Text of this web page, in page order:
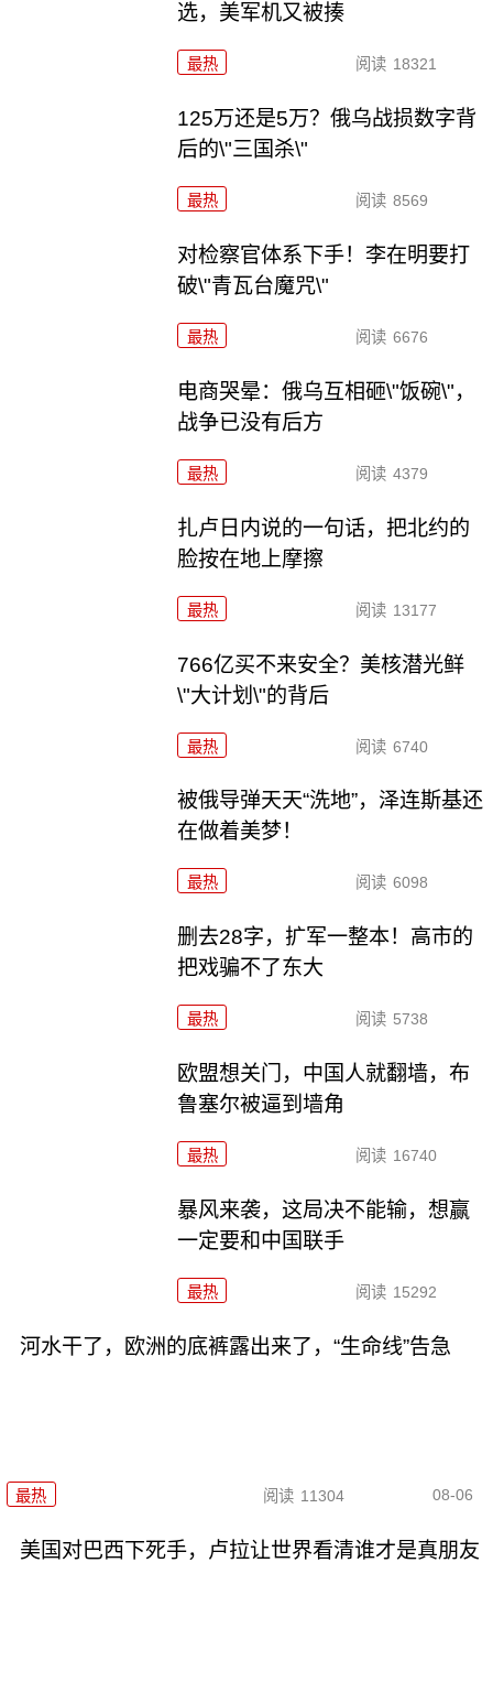
选，美军机又被揍
最热 阅读 18321
125万还是5万？俄乌战损数字背
后的\"三国杀\"
最热 阅读 8569
对检察官体系下手！李在明要打
破\"青瓦台魔咒\"
最热 阅读 6676
电商哭晕：俄乌互相砸\"饭碗\"，
战争已没有后方
最热 阅读 4379
扎卢日内说的一句话，把北约的
脸按在地上摩擦
最热 阅读 13177
766亿买不来安全？美核潜光鲜
\"大计划\"的背后
最热 阅读 6740
被俄导弹天天“洗地”，泽连斯基还
在做着美梦！
最热 阅读 6098
删去28字，扩军一整本！高市的
把戏骗不了东大
最热 阅读 5738
欧盟想关门，中国人就翻墙，布
鲁塞尔被逼到墙角
最热 阅读 16740
暴风来袭，这局决不能输，想赢
一定要和中国联手
最热 阅读 15292
河水干了，欧洲的底裤露出来了，“生命线”告急
最热 阅读 11304 08-06
美国对巴西下死手，卢拉让世界看清谁才是真朋友